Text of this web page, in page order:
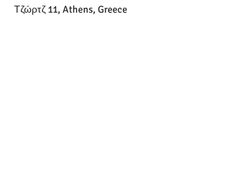
Τζώρτζ 11, Athens, Greece